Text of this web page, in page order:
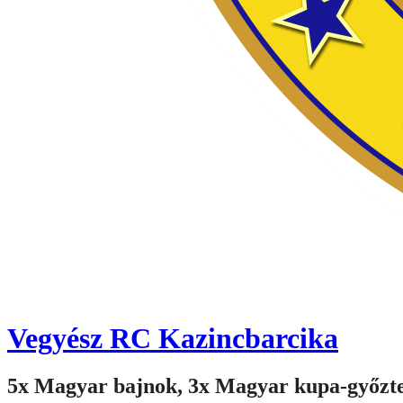
Vegyész RC Kazincbarcika
5x Magyar bajnok, 3x Magyar kupa-